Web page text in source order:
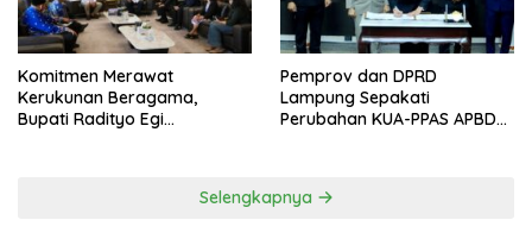
Komitmen Merawat
Kerukunan Beragama,
Bupati Radityo Egi
Pemprov dan DPRD
Lampung Sepakati
Perubahan KUA-PPAS APBD
Selengkapnya